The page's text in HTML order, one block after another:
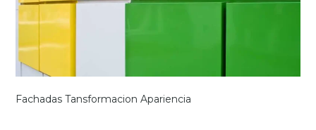
Fachadas Tansformacion Apariencia